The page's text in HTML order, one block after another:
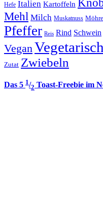
Hefe Italien Kartoffeln
Mehl Milch Muskatnuss
Pfeffer Reis Rind Schwein
VeganVegetarisch
Zutat Zwiebeln
Das 5 1/2 Toast-Freebie im